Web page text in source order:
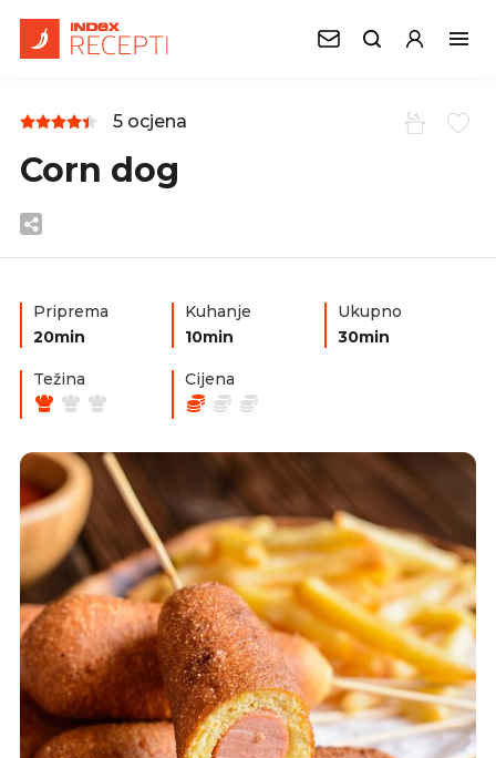
5 ocjena
Corn dog
Priprema
20min
Kuhanje
10min
Ukupno
30min
Težina Cijena